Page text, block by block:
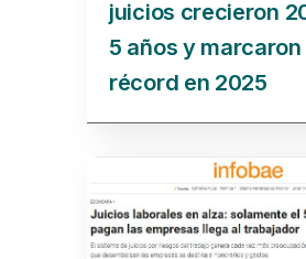
juicios crecieron
5 años y marcaron
récord en 2025